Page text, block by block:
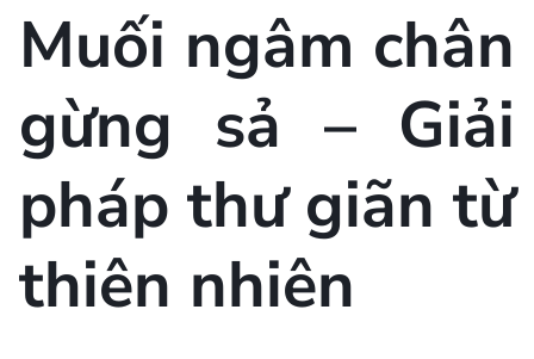
Muối ngâm chân
gừng sả – Giải
pháp thư giãn từ
thiên nhiên